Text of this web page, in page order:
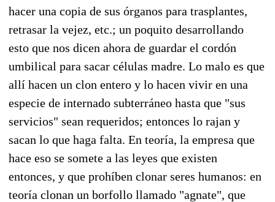
hacer una copia de sus órganos para trasplantes,
retrasar la vejez, etc.; un poquito desarrollando
esto que nos dicen ahora de guardar el cordón
umbilical para sacar células madre. Lo malo es que
allí hacen un clon entero y lo hacen vivir en una
especie de internado subterráneo hasta que "sus
servicios" sean requeridos; entonces lo rajan y
sacan lo que haga falta. En teoría, la empresa que
hace eso se somete a las leyes que existen
entonces, y que prohíben clonar seres humanos: en
teoría clonan un borfollo llamado "agnate", que